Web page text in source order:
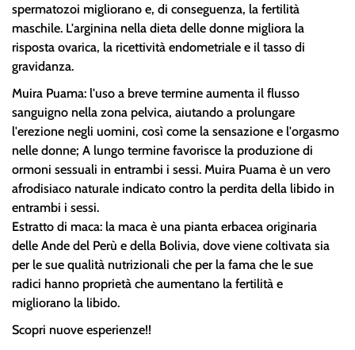
spermatozoi migliorano e, di conseguenza, la fertilità
maschile. L'arginina nella dieta delle donne migliora la
risposta ovarica, la ricettività endometriale e il tasso di
gravidanza.
Muira Puama: l'uso a breve termine aumenta il flusso
sanguigno nella zona pelvica, aiutando a prolungare
l'erezione negli uomini, così come la sensazione e l'orgasmo
nelle donne; A lungo termine favorisce la produzione di
ormoni sessuali in entrambi i sessi. Muira Puama è un vero
afrodisiaco naturale indicato contro la perdita della libido in
entrambi i sessi.
Estratto di maca: la maca è una pianta erbacea originaria
delle Ande del Perù e della Bolivia, dove viene coltivata sia
per le sue qualità nutrizionali che per la fama che le sue
radici hanno proprietà che aumentano la fertilità e
migliorano la libido.
Scopri nuove esperienze!!